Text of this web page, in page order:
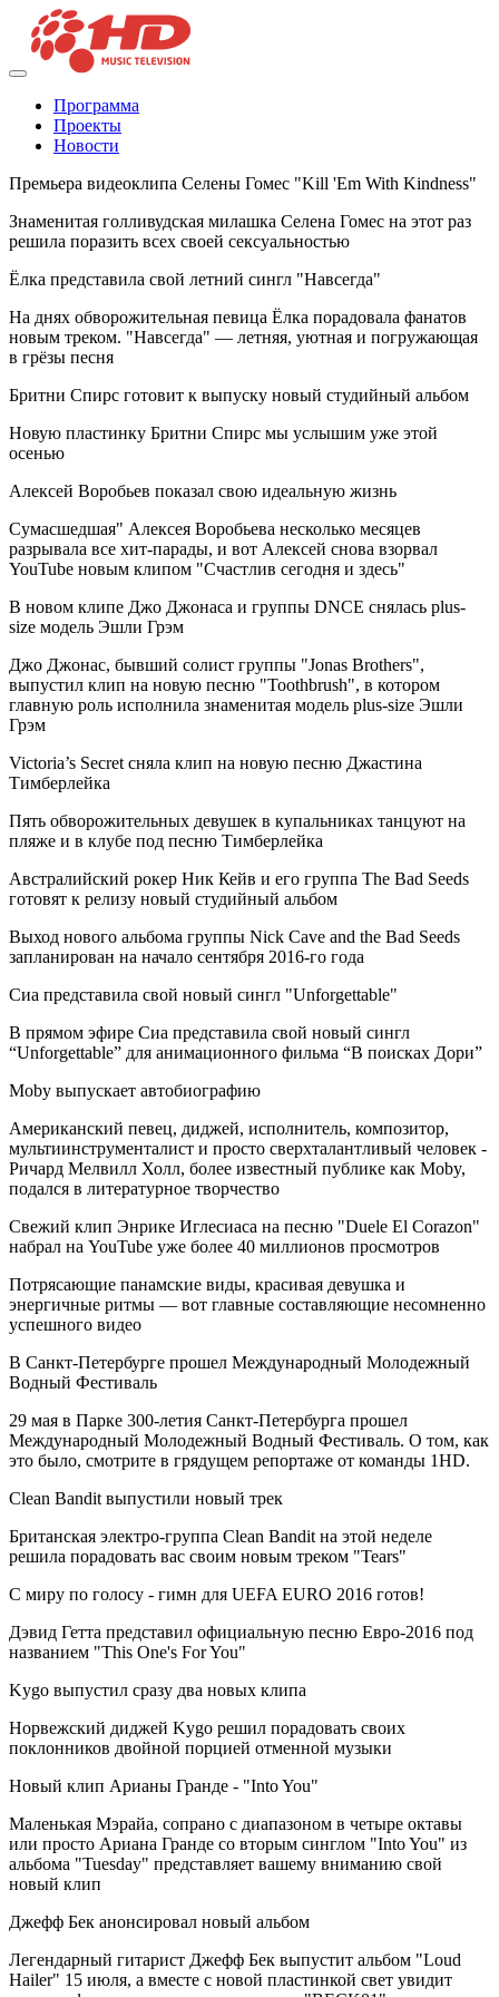
Программа
Проекты
Новости
Премьера видеоклипа Селены Гомес "Kill 'Em With Kindness"
Знаменитая голливудская милашка Селена Гомес на этот раз
решила поразить всех своей сексуальностью
Ёлка представила свой летний сингл "Навсегда"
На днях обворожительная певица Ёлка порадовала фанатов
новым треком. "Навсегда" — летняя, уютная и погружающая
в грёзы песня
Бритни Спирс готовит к выпуску новый студийный альбом
Новую пластинку Бритни Спирс мы услышим уже этой
осенью
Алексей Воробьев показал свою идеальную жизнь
Сумасшедшая" Алексея Воробьева несколько месяцев
разрывала все хит-парады, и вот Алексей снова взорвал
YouTube новым клипом "Счастлив сегодня и здесь"
В новом клипе Джо Джонаса и группы DNCE снялась plus-
size модель Эшли Грэм
Джо Джонас, бывший солист группы "Jonas Brothers",
выпустил клип на новую песню "Toothbrush", в котором
главную роль исполнила знаменитая модель plus-size Эшли
Грэм
Victoria’s Secret сняла клип на новую песню Джастина
Тимберлейка
Пять обворожительных девушек в купальниках танцуют на
пляже и в клубе под песню Тимберлейка
Австралийский рокер Ник Кейв и его группа The Bad Seeds
готовят к релизу новый студийный альбом
Выход нового альбома группы Nick Cave and the Bad Seeds
запланирован на начало сентября 2016-го года
Сиа представила свой новый сингл "Unforgettable"
В прямом эфире Сиа представила свой новый сингл
“Unforgettable” для анимационного фильма “В поисках Дори”
Moby выпускает автобиографию
Американский певец, диджей, исполнитель, композитор,
мультиинструменталист и просто сверхталантливый человек -
Ричард Мелвилл Холл, более известный публике как Moby,
подался в литературное творчество
Свежий клип Энрике Иглесиаса на песню "Duele El Corazon"
набрал на YouTube уже более 40 миллионов просмотров
Потрясающие панамские виды, красивая девушка и
энергичные ритмы — вот главные составляющие несомненно
успешного видео
В Санкт-Петербурге прошел Международный Молодежный
Водный Фестиваль
29 мая в Парке 300-летия Санкт-Петербурга прошел
Международный Молодежный Водный Фестиваль. О том, как
это было, смотрите в грядущем репортаже от команды 1HD.
Clean Bandit выпустили новый трек
Британская электро-группа Clean Bandit на этой неделе
решила порадовать вас своим новым треком "Tears"
С миру по голосу - гимн для UEFA EURO 2016 готов!
Дэвид Гетта представил официальную песню Евро-2016 под
названием "This One's For You"
Kygo выпустил сразу два новых клипа
Норвежский диджей Kygo решил порадовать своих
поклонников двойной порцией отменной музыки
Новый клип Арианы Гранде - "Into You"
Маленькая Мэрайа, сопрано с диапазоном в четыре октавы
или просто Ариана Гранде со вторым синглом "Into You" из
альбома "Tuesday" представляет вашему вниманию свой
новый клип
Джефф Бек анонсировал новый альбом
Легендарный гитарист Джефф Бек выпустит альбом "Loud
Hailer" 15 июля, а вместе с новой пластинкой свет увидит